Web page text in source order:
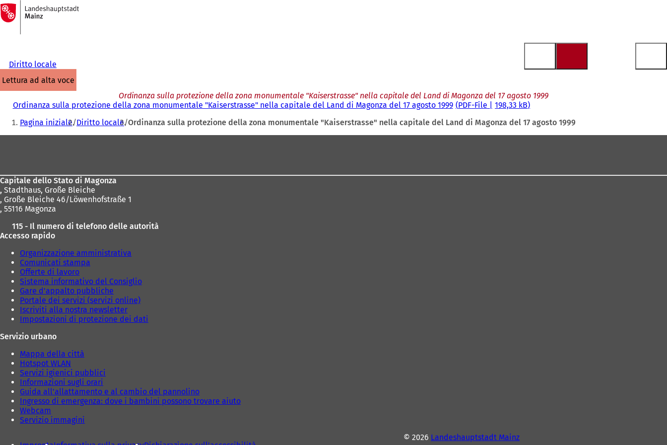
Vai al contenuto
Alla
pagina
iniziale
Diritto locale
lettura ad alta voce
Ordinanza sulla protezione della zona monumentale "Kaiserstrasse" nella capitale del Land di Magonza del 17 agosto 1999
Ordinanza sulla protezione della zona monumentale "Kaiserstrasse" nella capitale del Land di Magonza del 17 agosto 1999 PDF-File 198,33 kB
Siete
qui:
Pagina iniziale Diritto locale Ordinanza sulla protezione della zona monumentale "Kaiserstrasse" nella capitale del Land di Magonza del 17 agosto 1999
Capitale dello Stato di Magonza
, Stadthaus, Große Bleiche
, Große Bleiche 46/Löwenhofstraße 1
, 55116 Magonza
115 - Il numero di telefono delle autorità
Accesso rapido
Organizzazione amministrativa
Comunicati stampa
Offerte di lavoro
Sistema informativo del Consiglio
Gare d'appalto pubbliche
Portale dei servizi (servizi online)
Iscriviti alla nostra newsletter
Impostazioni di protezione dei dati
Servizio urbano
Mappa della città
Hotspot WLAN
Servizi igienici pubblici
Informazioni sugli orari
Guida all'allattamento e al cambio del pannolino
Ingresso di emergenza: dove i bambini possono trovare aiuto
Webcam
Servizio immagini
© 2026 Landeshauptstadt Mainz